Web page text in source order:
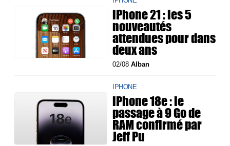
iPhone 21 : les 5
nouveautés
attendues pour dans
deux ans
02/08Alban
IPHONE
iPhone 18e : le
passage à 9 Go de
RAM confirmé par
Jeff Pu